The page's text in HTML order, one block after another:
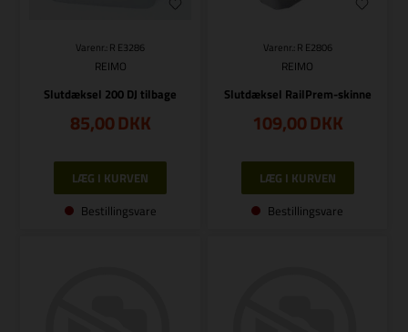
Varenr.: R E3286
REIMO
Slutdæksel 200 DJ tilbage
85,00DKK
Bestillingsvare
Varenr.: R E2806
REIMO
Slutdæksel RailPrem-skinne
109,00DKK
Bestillingsvare